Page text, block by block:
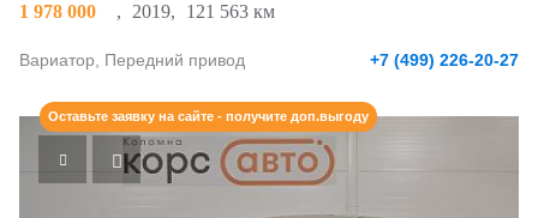
1 978 000 , 2019, 121 563 км
Вариатор, Передний привод +7 (499) 226-20-27
Оставьте заявку на сайте - получите доп.выгоду